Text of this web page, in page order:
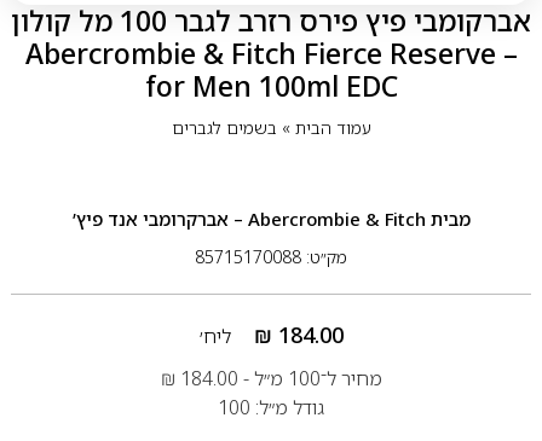
אברקומבי פיץ פירס רזרב לגבר 100 מל קולון
– Abercrombie & Fitch Fierce Reserve
for Men 100ml EDC
עמוד הבית» בשמים לגברים
מבית Abercrombie & Fitch – אברקרומבי אנד פיץ’
מק״ט: 85715170088
₪ 184.00
ליח׳
מחיר ל־100 מ״ל -
₪ 184.00
גודל מ״ל: 100